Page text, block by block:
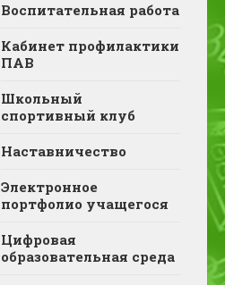
Воспитательная работа
Кабинет профилактики
ПАВ
Школьный
спортивный клуб
Наставничество
Электронное
портфолио учащегося
Цифровая
образовательная среда